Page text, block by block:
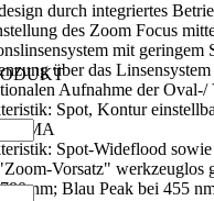
durch integriertes
des Zoom Focus
mit
über das Linsensystem
Aufnahme der Oval-/
Spot, Kontur
PMMA
Spot-Wideflood
Vorsatz" werkzeuglos
nm; Blau Peak bei 455